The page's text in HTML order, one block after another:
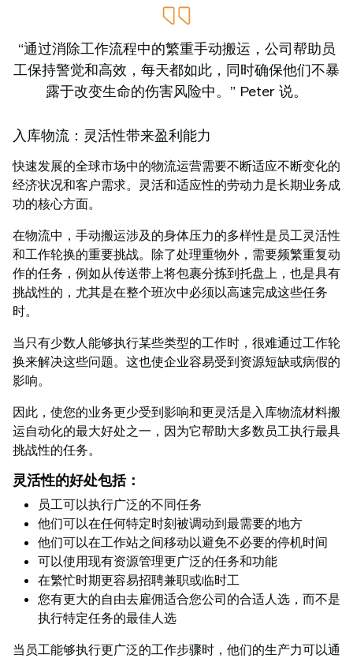
“通过消除工作流程中的繁重手动搬运，公司帮助员
工保持警觉和高效，每天都如此，同时确保他们不暴
露于改变生命的伤害风险中。” Peter 说。
入库物流：灵活性带来盈利能力
快速发展的全球市场中的物流运营需要不断适应不断变化的
经济状况和客户需求。灵活和适应性的劳动力是长期业务成
功的核心方面。
在物流中，手动搬运涉及的身体压力的多样性是员工灵活性
和工作轮换的重要挑战。除了处理重物外，需要频繁重复动
作的任务，例如从传送带上将包裹分拣到托盘上，也是具有
挑战性的，尤其是在整个班次中必须以高速完成这些任务
时。
当只有少数人能够执行某些类型的工作时，很难通过工作轮
换来解决这些问题。这也使企业容易受到资源短缺或病假的
影响。
因此，使您的业务更少受到影响和更灵活是入库物流材料搬
运自动化的最大好处之一，因为它帮助大多数员工执行最具
挑战性的任务。
灵活性的好处包括：
员工可以执行广泛的不同任务
他们可以在任何特定时刻被调动到最需要的地方
他们可以在工作站之间移动以避免不必要的停机时间
可以使用现有资源管理更广泛的任务和功能
在繁忙时期更容易招聘兼职或临时工
您有更大的自由去雇佣适合您公司的合适人选，而不是
执行特定任务的最佳人选
当员工能够执行更广泛的工作步骤时，他们的生产力可以通